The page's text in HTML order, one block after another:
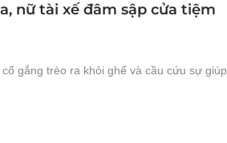
nữ tài xế đâm sập cửa tiệm
gắng trèo ra khỏi ghế và cầu cứu sự giúp